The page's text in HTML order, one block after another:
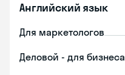
Английский язык
Для маркетологов
Деловой - для бизнеса